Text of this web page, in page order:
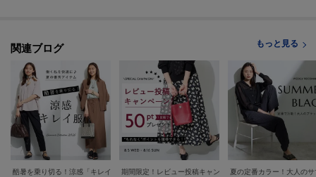
関連ブログ もっと見る
酷暑を乗り切る！涼感「キレイ服」期間限定！レビュー投稿キャンペーン★夏の定番カラー！大人の